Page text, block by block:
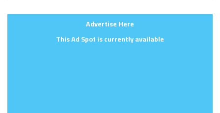
Advertise Here
This Ad Spot is currently available